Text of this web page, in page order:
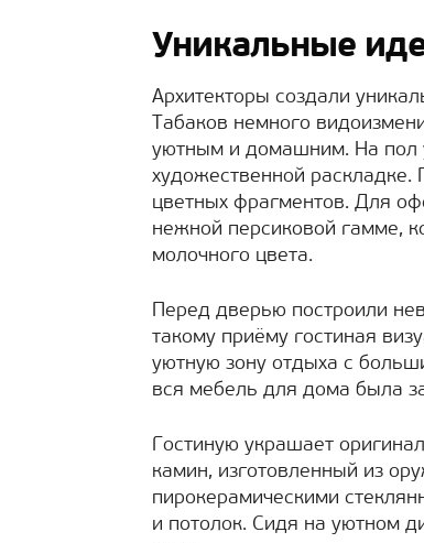
Уникальные
Архитекторы создали
Табаков немного
уютным и домашним. На пол
художественной раскладке.
цветных фрагментов. Для
нежной персиковой гамме,
молочного цвета.
Перед дверью построили
такому приёму гостиная
уютную зону отдыха с
вся мебель для дома была
Гостиную украшает
камин, изготовленный из
пирокерамическими
и потолок. Сидя на уютном